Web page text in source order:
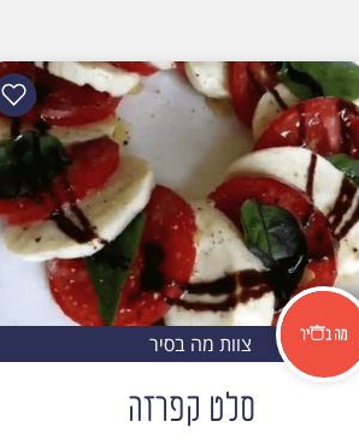
צוות מה בסיר
סלט קפרזה